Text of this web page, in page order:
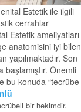
Estetik ile ilgili
cerrahlar
Estetik ameliyatları
anatomisini iyi bilen
yapılmaktadır. Son
Önemli
bu konuda “tecrübe
bir hekimdir.